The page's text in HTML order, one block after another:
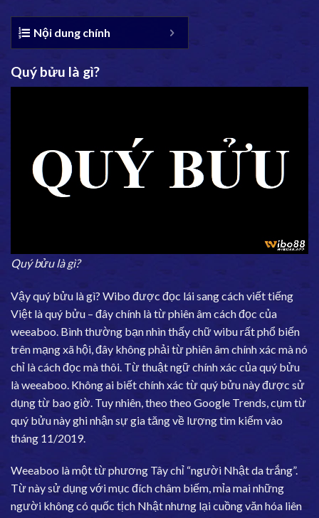
Nội dung chính
Quý bửu là gì?
Quý bửu là gì?
Vậy quý bửu là gì? Wibo được đọc lái sang cách viết tiếng
Việt là quý bửu – đây chính là từ phiên âm cách đọc của
weeaboo. Bình thường bạn nhìn thấy chữ wibu rất phổ biến
trên mạng xã hội, đây không phải từ phiên âm chính xác mà nó
chỉ là cách đọc mà thôi. Từ thuật ngữ chính xác của quý bửu
là weeaboo. Không ai biết chính xác từ quý bửu này được sử
dụng từ bao giờ. Tuy nhiên, theo theo Google Trends, cụm từ
quý bửu này ghi nhận sự gia tăng về lượng tìm kiếm vào
tháng 11/2019.
Weeaboo là một từ phương Tây chỉ “người Nhật da trắng”.
Từ này sử dụng với mục đích châm biếm, mỉa mai những
người không có quốc tịch Nhật nhưng lại cuồng văn hóa liên